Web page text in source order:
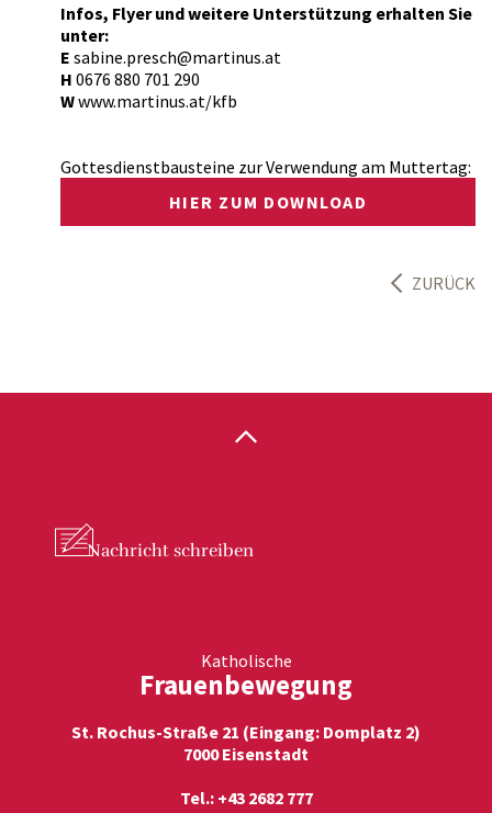
Infos, Flyer und weitere Unterstützung erhalten Sie
unter:
E sabine.presch@martinus.at
H 0676 880 701 290
Wwww.martinus.at/kfb
Gottesdienstbausteine zur Verwendung am Muttertag:
HIER ZUM DOWNLOAD
ZURÜCK
Nachricht schreiben
Katholische
Frauenbewegung
St. Rochus-Straße 21 (Eingang: Domplatz 2)
7000 Eisenstadt
Tel.: +43 2682 777